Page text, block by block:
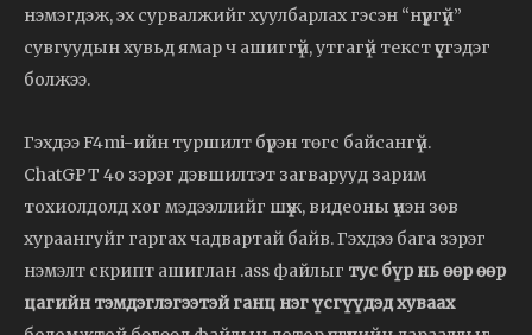
нэмэгдэж, эх сурвалжийг хуулбарлах гэсэн “нүүргүй”
сувгуудын хувьд ямар ч ашиггүй, утгагүй текст үүсгэдэг
болжээ.
Гэхдээ F4mi-ийн туршилт бүрэн төгс байсангүй.
ChatGPT 4o зэрэг дэвшилтэт загварууд зарим
тохиолдолд хог мэдээллийг шүүж, видеоны үнэн зөв
хураангуйг гаргах чадвартай байв. Гэхдээ бага зэрэг
нэмэлт скрипт ашиглан .ass файлыг тус бүр нь өөр өөр
цагийн тэмдэглэгээтэй ганц нэг үсгүүдэд хуваах